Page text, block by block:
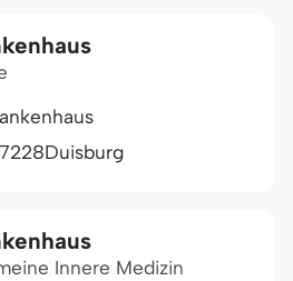
Duisburg
Innere Medizin